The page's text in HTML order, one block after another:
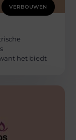
VERBOUWEN
het biedt